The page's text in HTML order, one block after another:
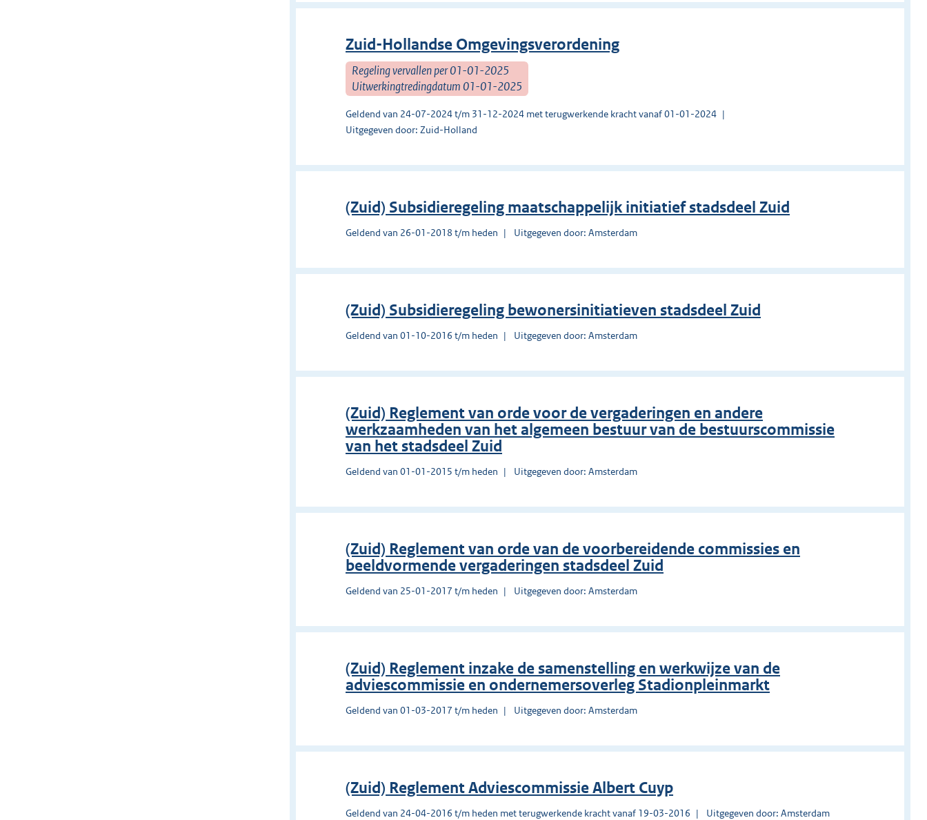
Zuid-Hollandse Omgevingsverordening
Regeling vervallen per 01-01-2025
Uitwerkingtredingdatum 01-01-2025
Geldend van 24-07-2024 t/m 31-12-2024 met terugwerkende kracht vanaf 01-01-2024
Uitgegeven door: Zuid-Holland
(Zuid) Subsidieregeling maatschappelijk initiatief stadsdeel Zuid
Geldend van 26-01-2018 t/m heden Uitgegeven door: Amsterdam
(Zuid) Subsidieregeling bewonersinitiatieven stadsdeel Zuid
Geldend van 01-10-2016 t/m heden Uitgegeven door: Amsterdam
(Zuid) Reglement van orde voor de vergaderingen en andere
werkzaamheden van het algemeen bestuur van de bestuurscommissie
van het stadsdeel Zuid
Geldend van 01-01-2015 t/m heden Uitgegeven door: Amsterdam
(Zuid) Reglement van orde van de voorbereidende commissies en
beeldvormende vergaderingen stadsdeel Zuid
Geldend van 25-01-2017 t/m heden Uitgegeven door: Amsterdam
(Zuid) Reglement inzake de samenstelling en werkwijze van de
adviescommissie en ondernemersoverleg Stadionpleinmarkt
Geldend van 01-03-2017 t/m heden Uitgegeven door: Amsterdam
(Zuid) Reglement Adviescommissie Albert Cuyp
Geldend van 24-04-2016 t/m heden met terugwerkende kracht vanaf 19-03-2016 Uitgegeven door: Amsterdam